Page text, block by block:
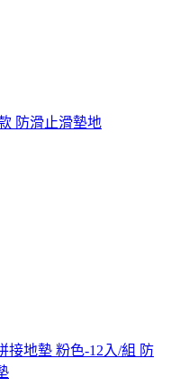
防滑止滑墊地
接地墊 粉色-12入/組 防